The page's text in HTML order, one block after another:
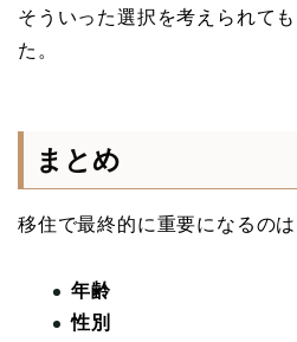
そういった選択を考えられて
た。
まとめ
移住で最終的に重要になるのは
年齢
性別